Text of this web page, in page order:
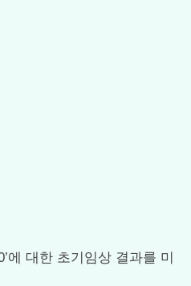
에 대한 초기임상 결과를 미